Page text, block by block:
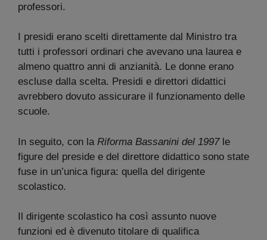
professori.
I presidi erano scelti direttamente dal Ministro tra
tutti i professori ordinari che avevano una laurea e
almeno quattro anni di anzianità. Le donne erano
escluse dalla scelta. Presidi e direttori didattici
avrebbero dovuto assicurare il funzionamento delle
scuole.
In seguito, con la Riforma Bassanini del 1997le
figure del preside e del direttore didattico sono state
fuse in un’unica figura: quella del dirigente
scolastico.
Il dirigente scolastico ha così assunto nuove
funzioni ed è divenuto titolare di qualifica